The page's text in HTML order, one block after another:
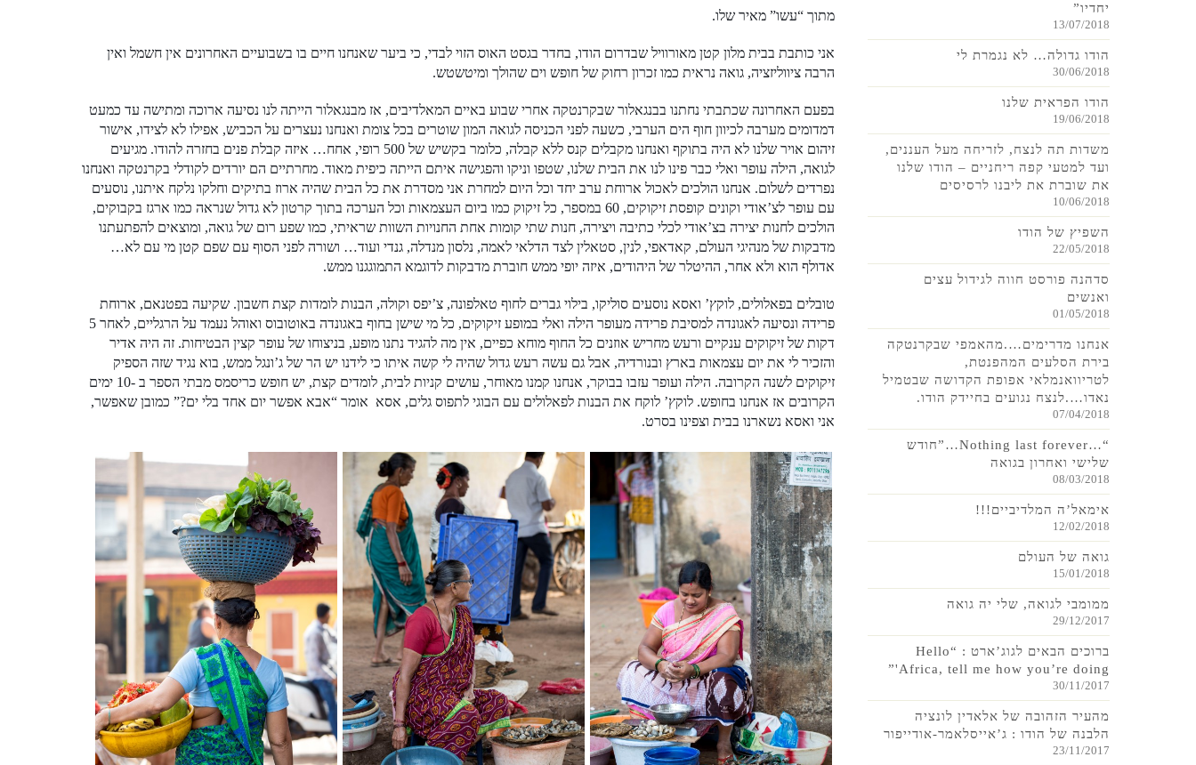
מתוך “עשו” מאיר שלו.
אני כותבת בבית מלון קטן מאורוויל שבדרום הודו, בחדר בגסט האוס הזוי לבדי, כי ביער שאנחנו חיים בו בשבועיים האחרונים אין חשמל ואין
הרבה ציווליזציה, גואה נראית כמו זכרון רחוק של חופש וים שהולך ומיטשטש.
בפעם האחרונה שכתבתי נחתנו בבנגאלור שבקרנטקה אחרי שבוע באיים המאלדיבים, אז מבנגאלור הייתה לנו נסיעה ארוכה ומתישה עד כמעט
דמדומים מערבה לכיוון חוף הים הערבי, כשעה לפני הכניסה לגואה המון שוטרים בכל צומת ואנחנו נעצרים על הכביש, אפילו לא לצידו, אישור
זיהום אויר שלנו לא היה בתוקף ואנחנו מקבלים קנס ללא קבלה, כלומר בקשיש של 500 רופי, אחח… איזה קבלת פנים בחזרה להודו. מגיעים
לגואה, הילה עופר ואלי כבר פינו לנו את הבית שלנו, שטפו וניקו והפגישה איתם הייתה כיפית מאוד. מחרתיים הם יורדים לקודלי בקרנטקה ואנחנו
נפרדים לשלום. אנחנו הולכים לאכול ארוחת ערב יחד וכל היום למחרת אני מסדרת את כל הבית שהיה ארוז בתיקים וחלקו נלקח איתנו, נוסעים
עם עופר לצ’אודי וקונים קופסת זיקוקים, 60 במספר, כל זיקוק כמו ביום העצמאות וכל הערכה בתוך קרטון לא גדול שנראה כמו ארגז בקבוקים,
הולכים לחנות יצירה בצ’אודי לכלי כתיבה ויצירה, חנות שתי קומות אחת החנויות השוות שראיתי, כמו שפע רום של גואה, ומוצאים להפתעתנו
מדבקות של מנהיגי העולם, קאדאפי, לנין, סטאלין לצד הדלאי לאמה, נלסון מנדלה, גנדי ועוד… ושורה לפני הסוף עם שפם קטן מי עם לא…
אדולף הוא ולא אחר, ההיטלר של היהודים, איזה יופי ממש חוברת מדבקות לדוגמא התמוגגנו ממש.
טובלים בפאלולים, לוקץ’ ואסא נוסעים סוליקו, בילוי גברים לחוף טאלפונה, צ’יפס וקולה, הבנות לומדות קצת חשבון. שקיעה בפטנאם, ארוחת
פרידה ונסיעה לאגונדה למסיבת פרידה מעופר הילה ואלי במופע זיקוקים, כל מי שישן בחוף באגונדה באוטובוס ואוהל נעמד על הרגליים, לאחר 5
דקות של זיקוקים ענקיים ורעש מחריש אוזנים כל החוף מוחא כפיים, אין מה להגיד נתנו מופע, בניצוחו של עופר קצין הבטיחות. זה היה אדיר
והזכיר לי את יום עצמאות בארץ ובנורדיה, אבל גם עשה רעש גדול שהיה לי קשה איתו כי לידנו יש הר של ג’ונגל ממש, בוא נגיד שזה הספיק
זיקוקים לשנה הקרובה. הילה ועופר עזבו בבוקר, אנחנו קמנו מאוחר, עושים קניות לבית, לומדים קצת, יש חופש כריסמס מבתי הספר ב -10 ימים
הקרובים אז אנחנו בחופש. לוקץ’ לוקח את הבנות לפאלולים עם הבוגי לתפוס גלים, אסא אומר “אבא אפשר יום אחד בלי ים?” כמובן שאפשר,
אני ואסא נשארנו בבית וצפינו בסרט.
יחדיו”
13/07/2018
הודו גדולה… לא נגמרת לי
30/06/2018
הודו הפראית שלנו
19/06/2018
משדות תה לנצח, לזריחה מעל העננים,
ועד למטעי קפה ריחניים – הודו שלנו
את שוברת את ליבנו לרסיסים
10/06/2018
השפיץ של הודו
22/05/2018
סדהנה פורסט חווה לגידול עצים
ואנשים
01/05/2018
אנחנו מדרימים….מהאמפי שבקרנטקה
בירת הסלעים המהפנטת,
לטריוואנמלאי אפופת הקדושה שבטמיל
נאדו….לנצח נגועים בחיידק הודו.
07/04/2018
“…Nothing last forever…”חודש
שלישי ואחרון בגואה
08/03/2018
אימאל’ה המלדיביים!!!
12/02/2018
גואה של העולם
15/01/2018
ממומבי לגואה, שלי יה גואה
29/12/2017
ברוכים הבאים לגוג’ארט : “Hello
Africa, tell me how you’re doing'”
30/11/2017
מהעיר הזהובה של אלאדין לונציה
הלבנה של הודו : ג’אייסלאמר-אודייפור
23/11/2017